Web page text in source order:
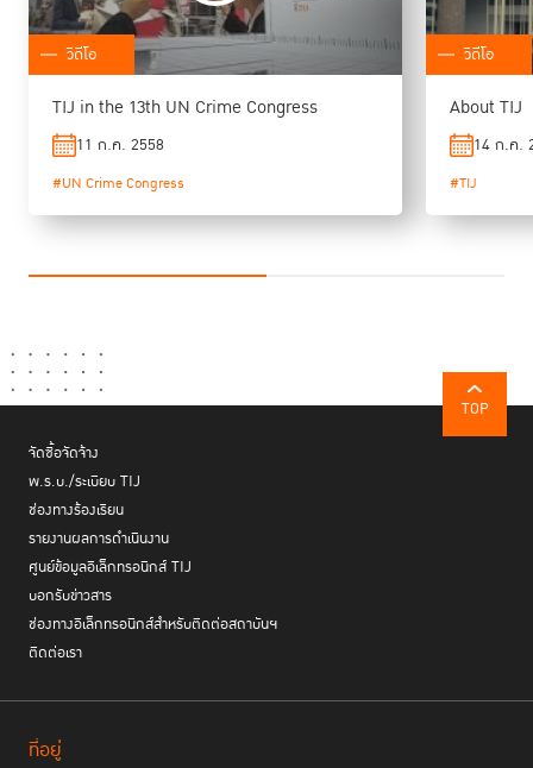
วิดีโอ
TIJ in the 13th UN Crime Congress
11 ก.ค. 2558
#UN Crime Congress
วิดีโอ
About TIJ
14 ก.ค.
#TIJ
TOP
จัดซื้อจัดจ้าง
พ.ร.บ./ระเบียบ TIJ
ช่องทางร้องเรียน
รายงานผลการดำเนินงาน
ศูนย์ข้อมูลอิเล็กทรอนิกส์ TIJ
บอกรับข่าวสาร
ช่องทางอิเล็กทรอนิกส์สำหรับติดต่อสถาบันฯ
ติดต่อเรา
ที่อยู่